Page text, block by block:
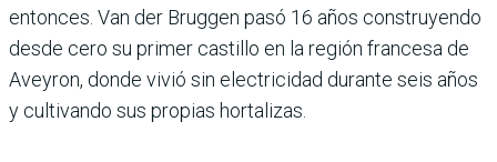
entonces. Van der Bruggen pasó 16 años construyendo
desde cero su primer castillo en la región francesa de
Aveyron, donde vivió sin electricidad durante seis años
y cultivando sus propias hortalizas.